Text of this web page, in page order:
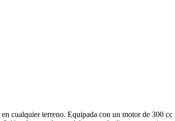
cualquier terreno. Equipada con un motor de 300 cc